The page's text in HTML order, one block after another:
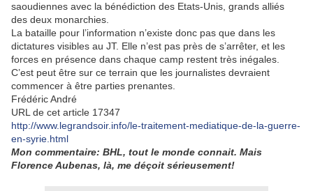
saoudiennes avec la bénédiction des Etats-Unis, grands alliés
des deux monarchies.
La bataille pour l’information n’existe donc pas que dans les
dictatures visibles au JT. Elle n’est pas près de s’arrêter, et les
forces en présence dans chaque camp restent très inégales.
C’est peut être sur ce terrain que les journalistes devraient
commencer à être parties prenantes.
Frédéric André
URL de cet article 17347
http://www.legrandsoir.info/le-traitement-mediatique-de-la-guerre-
en-syrie.html
Mon commentaire: BHL, tout le monde connait. Mais
Florence Aubenas, là, me déçoit sérieusement!